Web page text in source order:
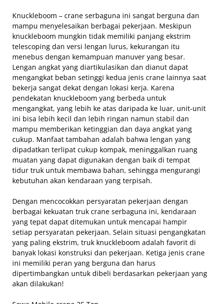
Knuckleboom – crane serbaguna ini sangat berguna dan
mampu menyelesaikan berbagai pekerjaan. Meskipun
knuckleboom mungkin tidak memiliki panjang ekstrim
telescoping dan versi lengan lurus, kekurangan itu
menebus dengan kemampuan manuver yang besar.
Lengan angkat yang diartikulasikan dan dianut dapat
mengangkat beban setinggi kedua jenis crane lainnya saat
bekerja sangat dekat dengan lokasi kerja. Karena
pendekatan knuckleboom yang berbeda untuk
mengangkat, yang lebih ke atas daripada ke luar, unit-unit
ini bisa lebih kecil dan lebih ringan namun stabil dan
mampu memberikan ketinggian dan daya angkat yang
cukup. Manfaat tambahan adalah bahwa lengan yang
dipadatkan terlipat cukup kompak, meninggalkan ruang
muatan yang dapat digunakan dengan baik di tempat
tidur truk untuk membawa bahan, sehingga mengurangi
kebutuhan akan kendaraan yang terpisah.
Dengan mencocokkan persyaratan pekerjaan dengan
berbagai kekuatan truk crane serbaguna ini, kendaraan
yang tepat dapat ditemukan untuk mencapai hampir
setiap persyaratan pekerjaan. Selain situasi pengangkatan
yang paling ekstrim, truk knuckleboom adalah favorit di
banyak lokasi konstruksi dan pekerjaan. Ketiga jenis crane
ini memiliki peran yang berguna dan harus
dipertimbangkan untuk dibeli berdasarkan pekerjaan yang
akan dilakukan!